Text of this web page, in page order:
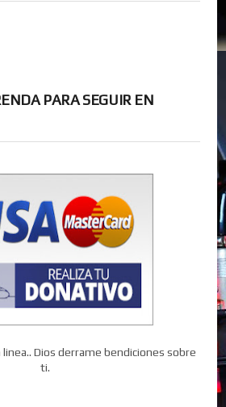
PARA SEGUIR EN
Dios derrame bendiciones sobre
ti.